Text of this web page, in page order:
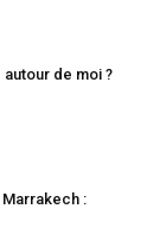
de moi ?
Marrakech :